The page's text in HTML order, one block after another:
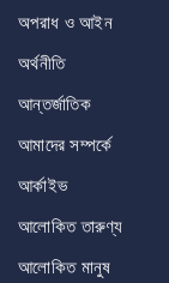
অপরাধ ও আইন
অর্থনীতি
আন্তর্জাতিক
আমাদের সম্পর্কে
আর্কাইভ
আলোকিত তারুণ্য
আলোকিত মানুষ